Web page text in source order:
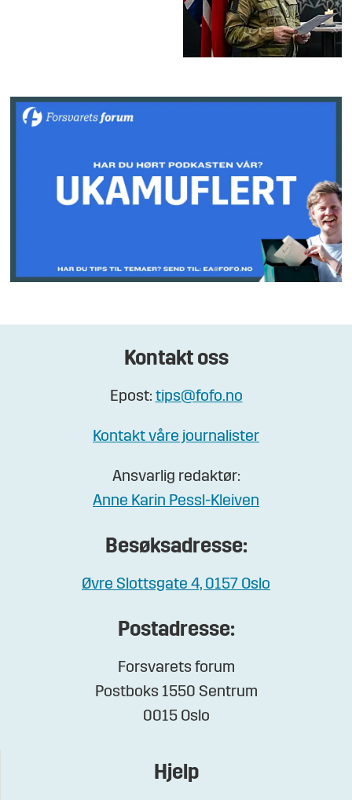
Kontakt oss
Epost: tips@fofo.no
Kontakt våre journalister
Ansvarlig redaktør:
Anne Karin Pessl-Kleiven
Besøksadresse:
Øvre Slottsgate 4, 0157 Oslo
Postadresse:
Forsvarets forum
Postboks 1550 Sentrum
0015 Oslo
Hjelp